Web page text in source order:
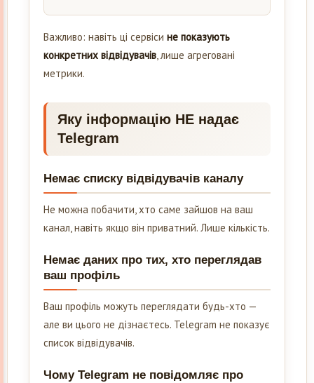
Важливо: навіть ці сервіси не показують
конкретних відвідувачів, лише агреговані
метрики.
Яку інформацію НЕ надає
Telegram
Немає списку відвідувачів каналу
Не можна побачити, хто саме зайшов на ваш
канал, навіть якщо він приватний. Лише кількість.
Немає даних про тих, хто переглядав
ваш профіль
Ваш профіль можуть переглядати будь-хто —
але ви цього не дізнаєтесь. Telegram не показує
список відвідувачів.
Чому Telegram не повідомляє про